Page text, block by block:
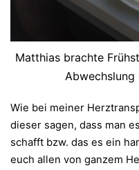
Matthias brachte
Abwechslung
Wie bei meiner
dieser sagen, dass man
schafft bzw. das es ein
euch allen von ganzem